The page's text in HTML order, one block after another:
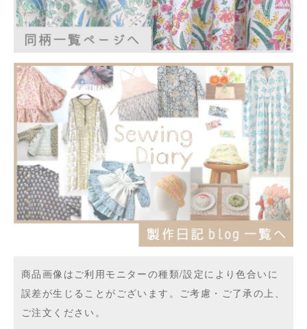
商品画像はご利用モニターの種類/設定により色合いに
誤差が生じることがございます。ご考慮・ご了承の上、
ご注文ください。